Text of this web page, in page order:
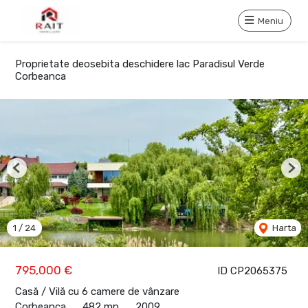
Meniu
Proprietate deosebita deschidere lac Paradisul Verde
Corbeanca
ID CP2065375
795,000 €
Casă / Vilă cu 6 camere de vânzare
1 / 24 Harta
Previous